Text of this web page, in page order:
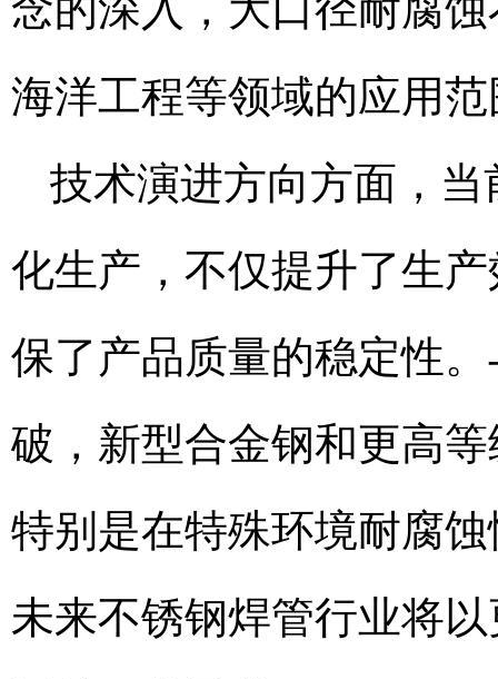
海洋工程等领域的应用
技术演进方向方面，
化生产，不仅提升了生
保了产品质量的稳定性
破，新型合金钢和更高
特别是在特殊环境耐腐
未来不锈钢焊管行业将